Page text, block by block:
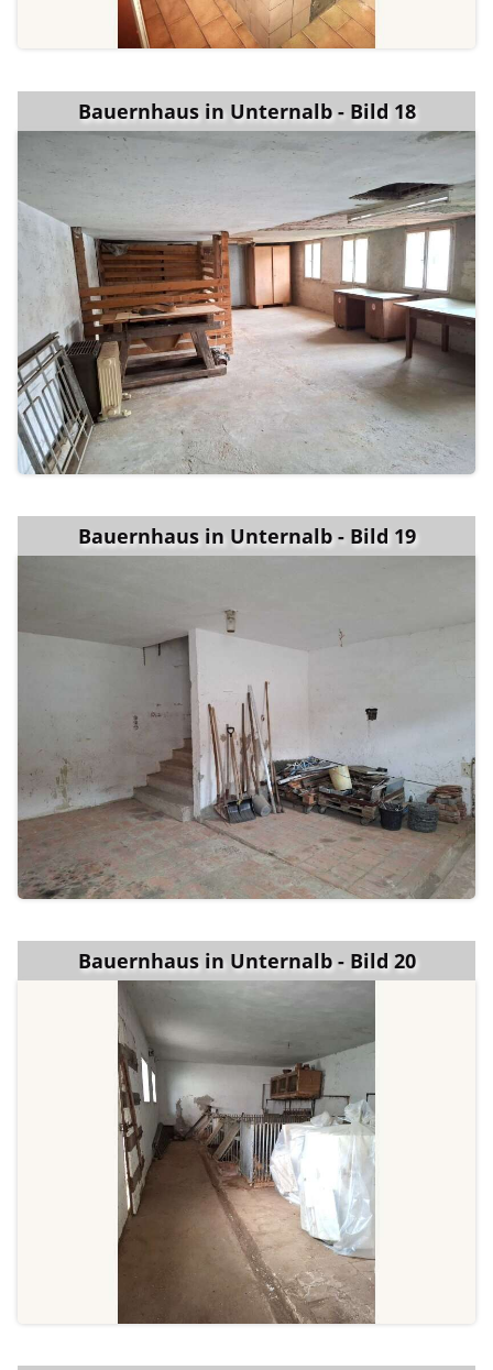
Bauernhaus in Unternalb - Bild 18
Bauernhaus in Unternalb - Bild 19
Bauernhaus in Unternalb - Bild 20